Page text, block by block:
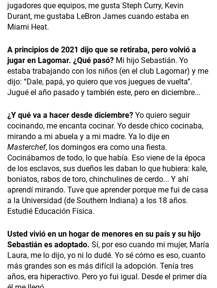
jugadores que equipos, me gusta Steph Curry, Kevin
Durant, me gustaba LeBron James cuando estaba en
Miami Heat.
A principios de 2021 dijo que se retiraba, pero volvió a
jugar en Lagomar. ¿Qué pasó? Mi hijo Sebastián. Yo
estaba trabajando con los niños (en el club Lagomar) y me
dijo: “Dale, papá, yo quiero que vos juegues de vuelta”.
Jugué el año pasado y también este, pero en diciembre...
¿Y qué va a hacer desde diciembre? Yo quiero seguir
cocinando, me encanta cocinar. Yo desde chico cocinaba,
mirando a mi abuela y a mi madre. Ya lo dije en
Masterchef, los domingos era como una fiesta.
Cocinábamos de todo, lo que había. Eso viene de la época
de los esclavos, sus dueños les daban lo que hubiera: kale,
boniatos, rabos de toro, chinchulines de cerdo... Y ahí
aprendí mirando. Tuve que aprender porque me fui de casa
a la Universidad (de Southern Indiana) a los 18 años.
Estudié Educación Física.
Usted vivió en un hogar de menores en su país y su hijo
Sebastián es adoptado. Sí, por eso cuando mi mujer, María
Laura, me lo dijo, yo ni lo dudé. Yo sé cómo es eso, cuanto
más grandes son es más difícil la adopción. Tenía tres
años, era hiperactivo. Pero yo fui igual. Desde el primer día